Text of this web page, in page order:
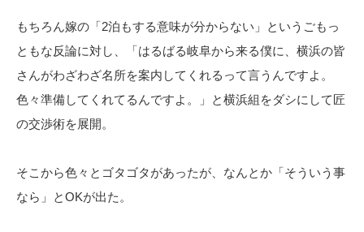
もちろん嫁の「2泊もする意味が分からない」というごもっ
ともな反論に対し、「はるばる岐阜から来る僕に、横浜の皆
さんがわざわざ名所を案内してくれるって言うんですよ。
色々準備してくれてるんですよ。」と横浜組をダシにして匠
の交渉術を展開。
そこから色々とゴタゴタがあったが、なんとか「そういう事
なら」とOKが出た。